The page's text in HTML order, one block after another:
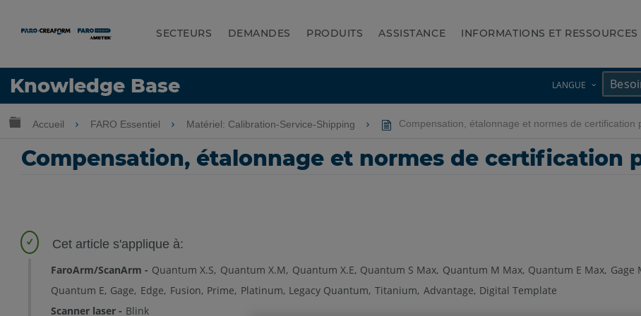
SECTEURS DEMANDES PRODUITS ASSISTANCE INFORMATIONS ET RESSOURCES
Knowledge Base LANGUE
LANGUE
Développer/réduire la hiérarchie globale
Accueil FARO Essentiel Matériel: Calibration-Service-Shipping Compensation, étalonnage et normes de certification
Compensation, étalonnage et normes de certification
FaroArm/ScanArm Quantum X.S Quantum X.M Quantum X.E Quantum S Max Quantum M Max Quantum E Max Gage
Quantum E Gage Edge Fusion Prime Platinum Legacy Quantum Titanium Advantage Digital Template
Scanner laser
Blink